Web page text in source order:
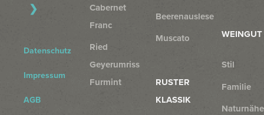
Datenschutz
Impressum
AGB
Cabernet
Franc
Ried
Geyerumriss
Furmint
Beerenauslese
Muscato
RUSTER
KLASSIK
WEINGUT
Stil
Familie
Naturnähe